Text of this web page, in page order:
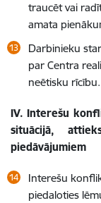
traucēt vai
amata
Darbinieku
par Centra
neētisku rīcību.
IV. Interešu
situācijā,
piedāvājumiem
Interešu
piedaloties